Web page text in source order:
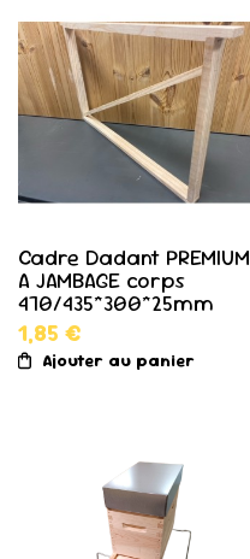
Cadre Dadant PREMIUM
A JAMBAGE corps
470/435*300*25mm
1,85 €
Ajouter au panier